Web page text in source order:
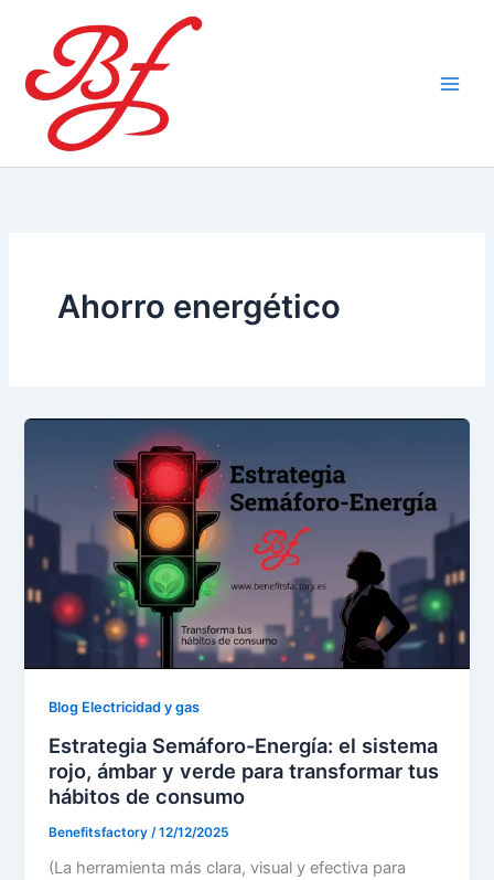
contenido
Ahorro energético
Blog Electricidad y gas
Estrategia Semáforo-Energía: el sistema
rojo, ámbar y verde para transformar tus
hábitos de consumo
Benefitsfactory /12/12/2025
(La herramienta más clara, visual y efectiva para